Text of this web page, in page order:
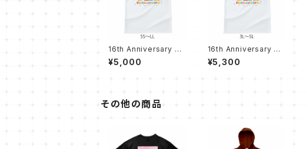
16th Anniversary T
シャツ【ホワイト SS〜L
L】
¥5,000
16th Anniversary T
シャツ【ホワイト 3L〜5
L】
¥5,300
その他の商品